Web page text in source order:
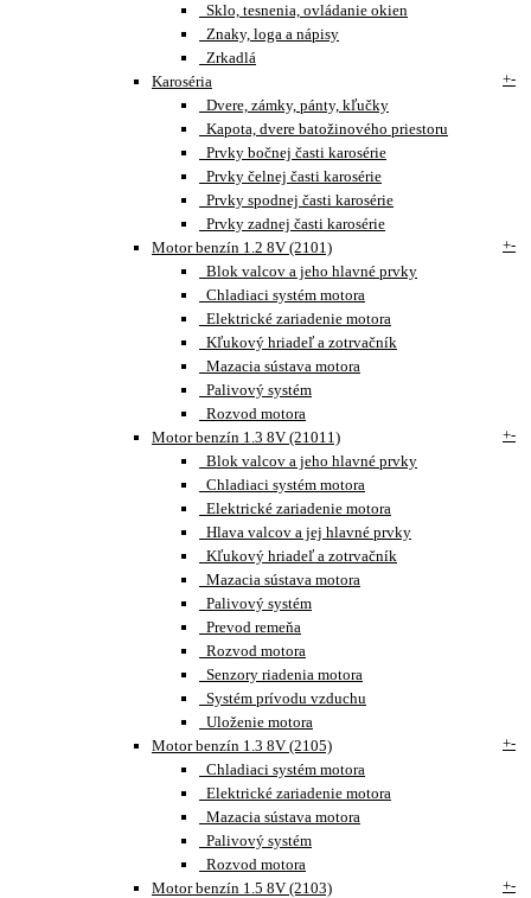
Sklo, tesnenia, ovládanie okien
Znaky, loga a nápisy
Zrkadlá
Karoséria
+-
Dvere, zámky, pánty, kľučky
Kapota, dvere batožinového priestoru
Prvky bočnej časti karosérie
Prvky čelnej časti karosérie
Prvky spodnej časti karosérie
Prvky zadnej časti karosérie
Motor benzín 1.2 8V (2101)
+-
Blok valcov a jeho hlavné prvky
Chladiaci systém motora
Elektrické zariadenie motora
Kľukový hriadeľ a zotrvačník
Mazacia sústava motora
Palivový systém
Rozvod motora
Motor benzín 1.3 8V (21011)
+-
Blok valcov a jeho hlavné prvky
Chladiaci systém motora
Elektrické zariadenie motora
Hlava valcov a jej hlavné prvky
Kľukový hriadeľ a zotrvačník
Mazacia sústava motora
Palivový systém
Prevod remeňa
Rozvod motora
Senzory riadenia motora
Systém prívodu vzduchu
Uloženie motora
Motor benzín 1.3 8V (2105)
+-
Chladiaci systém motora
Elektrické zariadenie motora
Mazacia sústava motora
Palivový systém
Rozvod motora
Motor benzín 1.5 8V (2103)
+-